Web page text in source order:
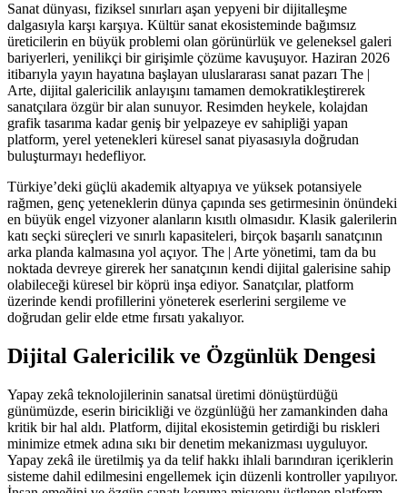
Sanat dünyası, fiziksel sınırları aşan yepyeni bir dijitalleşme
dalgasıyla karşı karşıya. Kültür sanat ekosisteminde bağımsız
üreticilerin en büyük problemi olan görünürlük ve geleneksel galeri
bariyerleri, yenilikçi bir girişimle çözüme kavuşuyor. Haziran 2026
itibarıyla yayın hayatına başlayan uluslararası sanat pazarı The |
Arte, dijital galericilik anlayışını tamamen demokratikleştirerek
sanatçılara özgür bir alan sunuyor. Resimden heykele, kolajdan
grafik tasarıma kadar geniş bir yelpazeye ev sahipliği yapan
platform, yerel yetenekleri küresel sanat piyasasıyla doğrudan
buluşturmayı hedefliyor.
Türkiye’deki güçlü akademik altyapıya ve yüksek potansiyele
rağmen, genç yeteneklerin dünya çapında ses getirmesinin önündeki
en büyük engel vizyoner alanların kısıtlı olmasıdır. Klasik galerilerin
katı seçki süreçleri ve sınırlı kapasiteleri, birçok başarılı sanatçının
arka planda kalmasına yol açıyor. The | Arte yönetimi, tam da bu
noktada devreye girerek her sanatçının kendi dijital galerisine sahip
olabileceği küresel bir köprü inşa ediyor. Sanatçılar, platform
üzerinde kendi profillerini yöneterek eserlerini sergileme ve
doğrudan gelir elde etme fırsatı yakalıyor.
Dijital Galericilik ve Özgünlük Dengesi
Yapay zekâ teknolojilerinin sanatsal üretimi dönüştürdüğü
günümüzde, eserin biricikliği ve özgünlüğü her zamankinden daha
kritik bir hal aldı. Platform, dijital ekosistemin getirdiği bu riskleri
minimize etmek adına sıkı bir denetim mekanizması uyguluyor.
Yapay zekâ ile üretilmiş ya da telif hakkı ihlali barındıran içeriklerin
sisteme dahil edilmesini engellemek için düzenli kontroller yapılıyor.